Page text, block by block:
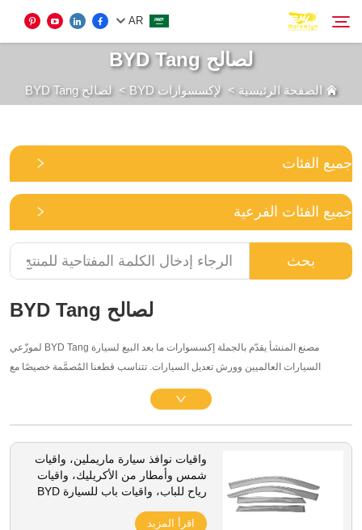
AR
لإكسسوارات BYD
إكسسوارات إضافية للمركبات الكهربائية
من نحن
الأخبار
لصالح BYD Tang
الصفحة الرئيسية >لإكسسوارات BYD >لصالح BYD Tang
جميع الفئات
جميع الفئات الفرعية
بحث
لصالح BYD Tang
مصنع المنشأ يقدّم بالجملة إكسسوارات ما بعد البيع لسيارة BYD Tang لموزّعي
السيارات العالميين وورش تعديل السيارات. تتناسب قطعنا المُصمَّمة خصيصًا مع
كانت بمقود أيمن (RHD) أو أيسر (LHD)، وتشمل الإصدارات الهجينة ذات الشحن
المزدوج (DM-i PHEV)، والإصدارات الهجينة عالية الأداء (DM-p)، والإصدارات الكهربائية
البحتة (BEV). وتضم المجموعة سجّادات أرضية متعددة الصفوف مصنوعة من مادة TPE،
وواقيات كاملة لحقيبة الصندوق الخلفي، وأطباق تخزين لوحدة التحكم المركزية،
وواقيات شاشة مُصنّعة من الزجاج المقسّى، ودراعات حماية من الطين، وواقيات عتبات
الأبواب، وبطاقات واقية للباب الخلفي، ودرعات واقية لأسفل هيكل السيارة. وتُنتَج جميع
واقيات نوافذ سيارة ماريملين، واقيات
شمس وأمطار من الأكريليك، واقيات
رياح للباب، واقيات باب للسيارة BYD
اقرأ المزيد